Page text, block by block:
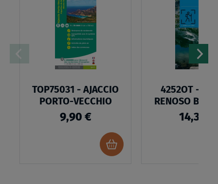
TOP75031 - AJACCIO
PORTO-VECCHIO
9,90 €
Ajouter
au
4252OT -
RENOSO
14,30 €